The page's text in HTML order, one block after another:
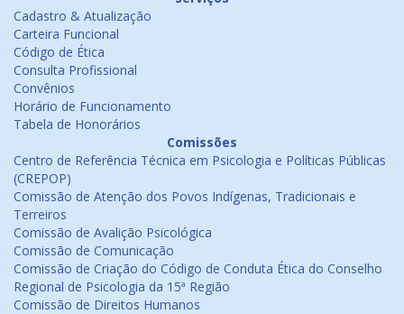
Cadastro & Atualização
Carteira Funcional
Código de Ética
Consulta Profissional
Convênios
Horário de Funcionamento
Tabela de Honorários
Comissões
Centro de Referência Técnica em Psicologia e Políticas Públicas
(CREPOP)
Comissão de Atenção dos Povos Indígenas, Tradicionais e
Terreiros
Comissão de Avalição Psicológica
Comissão de Comunicação
Comissão de Criação do Código de Conduta Ética do Conselho
Regional de Psicologia da 15ª Região
Comissão de Direitos Humanos